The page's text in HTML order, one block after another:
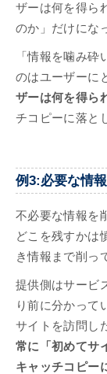
ザーは何を得ら
のか」だけにな
「情報を噛み砕
のはユーザーに
ザーは何を得ら
チコピーに落と
例3:必要な情
不必要な情報を
どこを残すかは
き情報まで削っ
提供側はサービ
り前に分かって
サイトを訪問し
常に「初めてサ
キャッチコピー